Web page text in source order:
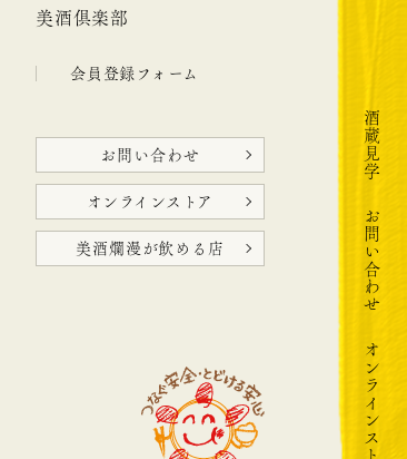
酒蔵見学
お問い合わせ
オンラインストア
美酒倶楽部
会員登録フォーム
お問い合わせ
オンラインストア
美酒爛漫が飲める店